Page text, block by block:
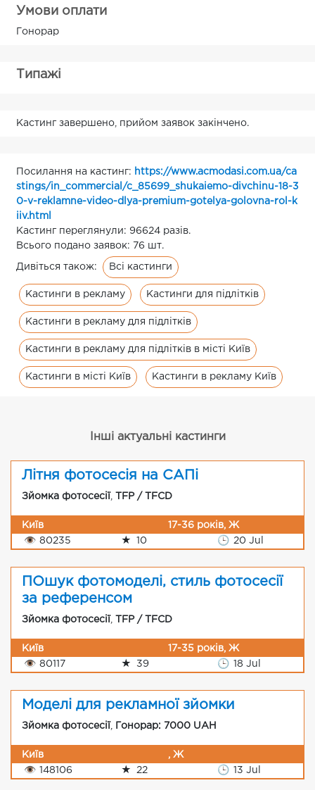
Умови оплати
Гонорар
Типажі
Кастинг завершено, прийом заявок закінчено.
Посилання на кастинг: https://www.acmodasi.com.ua/ca
stings/in_commercial/c_85699_shukaiemo-divchinu-18-3
0-v-reklamne-video-dlya-premium-gotelya-golovna-rol-k
iiv.html
Кастинг переглянули: 96624 разів.
Всього подано заявок: 76 шт.
Дивіться також: Всі кастинги
Кастинги в рекламу Кастинги для підлітків
Кастинги в рекламу для підлітків
Кастинги в рекламу для підлітків в місті Київ
Кастинги в місті Київ Кастинги в рекламу Київ
Інші актуальні кастинги
Літня фотосесія на САПі
Зйомка фотосесії TFP / TFCD
Київ
17-36 років, Ж
👁 80235 ★ 10 🕒 20 Jul
ПОшук фотомоделі, стиль фотосесії
за референсом
Зйомка фотосесії TFP / TFCD
Київ
17-35 років, Ж
👁 80117 ★ 39 🕒 18 Jul
Моделі для рекламної зйомки
Зйомка фотосесії Гонорар: 7000 UAH
Київ
, Ж
👁 148106 ★ 22 🕒 13 Jul